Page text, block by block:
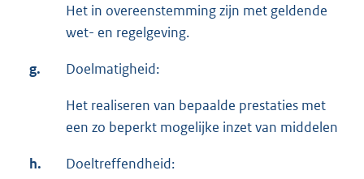
Het in overeenstemming zijn met geldende
wet- en regelgeving.
g. Doelmatigheid:
Het realiseren van bepaalde prestaties met
een zo beperkt mogelijke inzet van middelen
h. Doeltreffendheid: